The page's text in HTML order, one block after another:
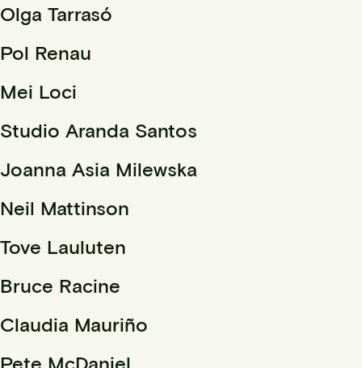
Olga Tarrasó
Pol Renau
Mei Loci
Studio Aranda Santos
Joanna​​​​ Asia Milewska
Neil Mattinson
Tove Lauluten
Bruce Racine
Claudia Mauriño
Pete McDaniel